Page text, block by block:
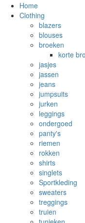
Home
Clothing
blazers
blouses
broeken
korte
jasjes
jassen
jeans
jumpsuits
jurken
leggings
ondergoed
panty's
riemen
rokken
shirts
singlets
Sportkleding
sweaters
treggings
truien